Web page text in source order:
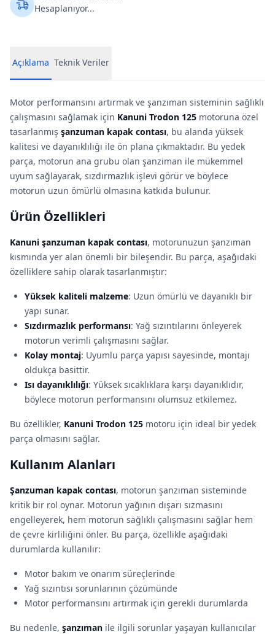
Hesaplanıyor...
Açıklama Teknik Veriler
Motor performansını artırmak ve şanzıman sisteminin sağlıklı
çalışmasını sağlamak için Kanuni Trodon 125 motoruna özel
tasarlanmış şanzuman kapak contası, bu alanda yüksek
kalitesi ve dayanıklılığı ile ön plana çıkmaktadır. Bu yedek
parça, motorun ana grubu olan şanziman ile mükemmel
uyum sağlayarak, sızdırmazlık işlevi görür ve böylece
motorun uzun ömürlü olmasına katkıda bulunur.
Ürün Özellikleri
Kanuni şanzuman kapak contası, motorunuzun şanzıman
kısmında yer alan önemli bir bileşendir. Bu parça, aşağıdaki
özelliklere sahip olarak tasarlanmıştır:
Yüksek kaliteli malzeme: Uzun ömürlü ve dayanıklı bir
yapı sunar.
Sızdırmazlık performansı: Yağ sızıntılarını önleyerek
motorun verimli çalışmasını sağlar.
Kolay montaj: Uyumlu parça yapısı sayesinde, montajı
oldukça basittir.
Isı dayanıklılığı: Yüksek sıcaklıklara karşı dayanıklıdır,
böylece motorun performansını olumsuz etkilemez.
Bu özellikler, Kanuni Trodon 125 motoru için ideal bir yedek
parça olmasını sağlar.
Kullanım Alanları
Şanzuman kapak contası, motorun şanzıman sisteminde
kritik bir rol oynar. Motorun yağının dışarı sızmasını
engelleyerek, hem motorun sağlıklı çalışmasını sağlar hem
de çevre kirliliğini önler. Bu parça, özellikle aşağıdaki
durumlarda kullanılır:
Motor bakım ve onarım süreçlerinde
Yağ sızıntısı sorunlarının çözümünde
Motor performansını artırmak için gerekli durumlarda
Bu nedenle, şanzıman ile ilgili sorunlar yaşayan kullanıcılar